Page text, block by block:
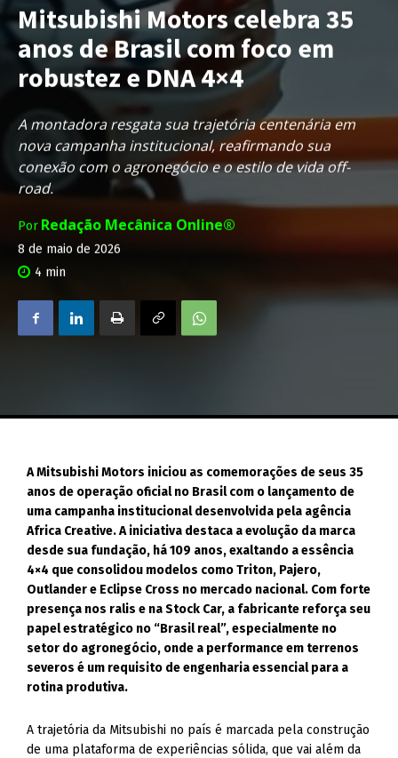
Mitsubishi Motors celebra 35
anos de Brasil com foco em
robustez e DNA 4×4
A montadora resgata sua trajetória centenária em
nova campanha institucional, reafirmando sua
conexão com o agronegócio e o estilo de vida off-
road.
Por Redação Mecânica Online®
8 de maio de 2026
4 min
A Mitsubishi Motors iniciou as comemorações de seus 35
anos de operação oficial no Brasil com o lançamento de
uma campanha institucional desenvolvida pela agência
Africa Creative. A iniciativa destaca a evolução da marca
desde sua fundação, há 109 anos, exaltando a essência
4×4 que consolidou modelos como Triton, Pajero,
Outlander e Eclipse Cross no mercado nacional. Com forte
presença nos ralis e na Stock Car, a fabricante reforça seu
papel estratégico no “Brasil real”, especialmente no
setor do agronegócio, onde a performance em terrenos
severos é um requisito de engenharia essencial para a
rotina produtiva.
A trajetória da Mitsubishi no país é marcada pela construção
de uma plataforma de experiências sólida, que vai além da